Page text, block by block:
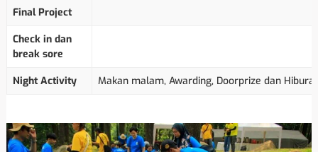
Final Project
Check in dan
break sore
Night Activity
Makan malam, Awarding, Doorprize dan